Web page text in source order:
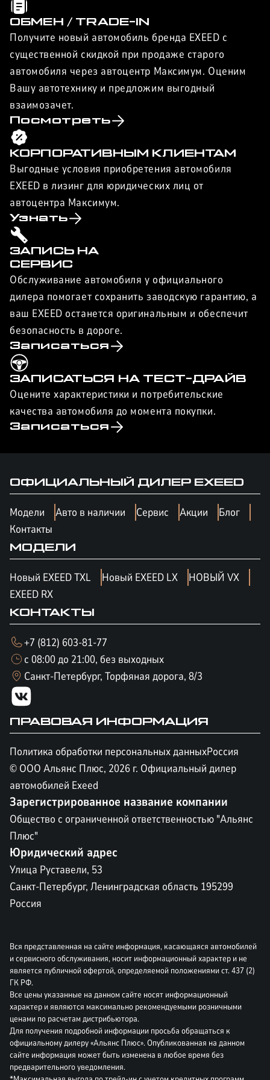
ОБМЕН / TRADE-IN
Получите новый автомобиль бренда EXEED с
существенной скидкой при продаже старого
автомобиля через автоцентр Максимум. Оценим
Вашу автотехнику и предложим выгодный
взаимозачет.
Посмотреть
КОРПОРАТИВНЫМ КЛИЕНТАМ
Выгодные условия приобретения автомобиля
EXEED в лизинг для юридических лиц от
автоцентра Максимум.
Узнать
ЗАПИСЬ НА
СЕРВИС
Обслуживание автомобиля у официального
дилера помогает сохранить заводскую гарантию, а
ваш EXEED останется оригинальным и обеспечит
безопасность в дороге.
Записаться
ЗАПИСАТЬСЯ НА ТЕСТ-ДРАЙВ
Оцените характеристики и потребительские
качества автомобиля до момента покупки.
Записаться
ОФИЦИАЛЬНЫЙ ДИЛЕР EXEED
Модели Авто в наличии Сервис Акции
Блог
Контакты
МОДЕЛИ
Новый EXEED TXL Новый EXEED LX
НОВЫЙ VX
EXEED RX
КОНТАКТЫ
+7 (812) 603-81-77
с 08:00 до 21:00, без выходных
Санкт-Петербург, Торфяная дорога, 8/3
ПРАВОВАЯ ИНФОРМАЦИЯ
Политика обработки персональных данныхРоссия
© ООО Альянс Плюс, 2026 г. Официальный дилер
автомобилей Exeed
Зарегистрированное название компании
Общество с ограниченной ответственностью "Альянс
Плюс"
Юридический адрес
Улица Руставели, 53
Санкт-Петербург, Ленинградская область 195299
Россия
Вся представленная на сайте информация, касающаяся автомобилей
и сервисного обслуживания, носит информационный характер и не
является публичной офертой, определяемой положениями ст. 437 (2)
ГК РФ.
Все цены указанные на данном сайте носят информационный
характер и являются максимально рекомендуемыми розничными
ценами по расчетам дистрибьютора.
Для получения подробной информации просьба обращаться к
официальному дилеру «Альянс Плюс». Опубликованная на данном
сайте информация может быть изменена в любое время без
предварительного уведомления.